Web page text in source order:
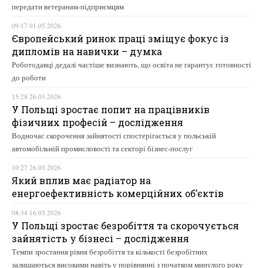
передати ветеранам-підприємцям
09:17 01.05.2026
Європейський ринок праці зміщує фокус із
дипломів на навички – думка
Роботодавці дедалі частіше визнають, що освіта не гарантує готовності
до роботи
15:28 26.03.2026
У Польщі зростає попит на працівників
фізичних професій – дослідження
Водночас скорочення зайнятості спостерігається у польській
автомобільній промисловості та секторі бізнес-послуг
10:27 26.03.2026
Який вплив має радіатор на
енергоефективність комерційних об’єктів
08:34 16.03.2026
У Польщі зростає безробіття та скорочується
зайнятість у бізнесі – дослідження
Темпи зростання рівня безробіття та кількості безробітних
залишаються високими навіть у порівнянні з початком минулого року